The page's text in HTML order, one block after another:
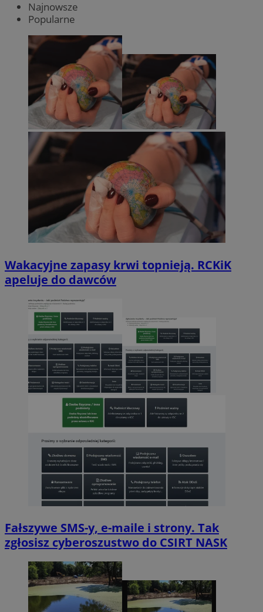
Najnowsze
Popularne
Wakacyjne zapasy krwi topnieją. RCKiK
apeluje do dawców
Fałszywe SMS-y, e-maile i strony. Tak
zgłosisz cyberoszustwo do CSIRT NASK